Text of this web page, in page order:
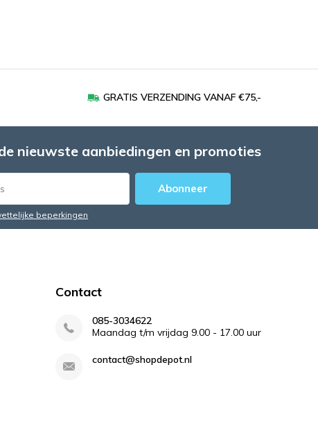
GRATIS VERZENDING VANAF €75,-
nieuwste aanbiedingen en promoties
Abonneer
beperkingen
Contact
085-3034622
Maandag t/m vrijdag 9.00 - 17.00 uur
contact@shopdepot.nl